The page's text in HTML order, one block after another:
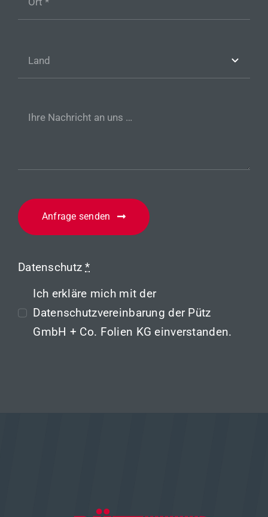
Anfrage senden
Datenschutz*
Ich erkläre mich mit der
Datenschutzvereinbarung der Pütz
GmbH + Co. Folien KG einverstanden.